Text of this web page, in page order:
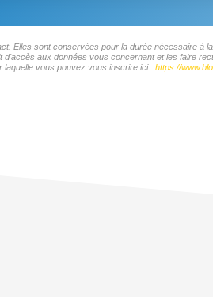
Elles sont conservées pour la durée nécessaire à
aux données vous concernant et les faire
laquelle vous pouvez vous inscrire ici : https://